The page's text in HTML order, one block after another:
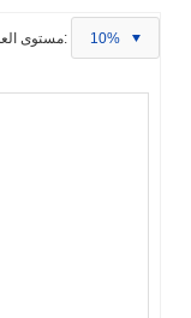
مستوى العمق: 10%